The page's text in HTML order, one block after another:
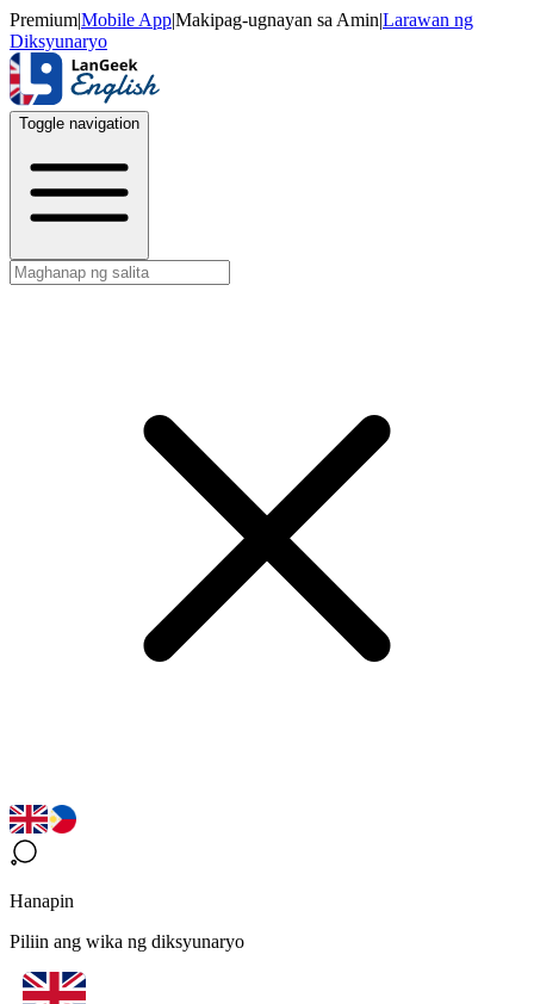
Premium|Mobile App|Makipag-ugnayan sa Amin|Larawan ng
Diksyunaryo
Toggle navigation
Hanapin
Piliin ang wika ng diksyunaryo